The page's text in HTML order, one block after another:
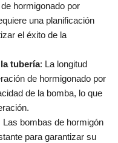
hormigonado por
una planificación
el éxito de la
tubería: La longitud
de hormigonado por
de la bomba, lo que
Las bombas de hormigón
para garantizar su